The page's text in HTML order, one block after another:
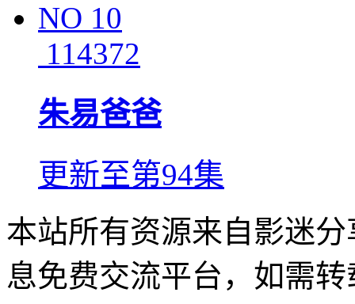
NO 10
114372
朱易爸爸
更新至第94集
本站所有资源来自影迷
息免费交流平台，如需